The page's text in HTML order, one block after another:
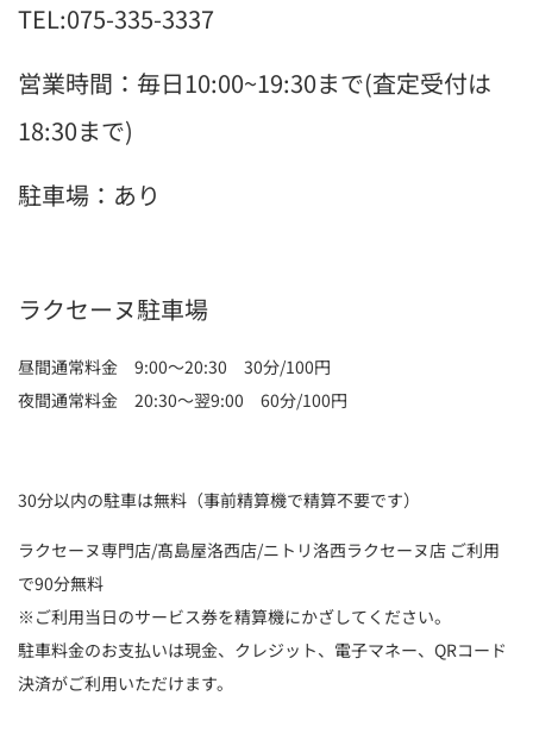
TEL:075-335-3337
営業時間：毎日10:00~19:30まで(査定受付は
18:30まで)
駐車場：あり
ラクセーヌ駐車場
昼間通常料金 9:00～20:30 30分/100円
夜間通常料金 20:30～翌9:00 60分/100円
30分以内の駐車は無料（事前精算機で精算不要です）
ラクセーヌ専門店/髙島屋洛西店/ニトリ洛西ラクセーヌ店 ご利用
で90分無料
※ご利用当日のサービス券を精算機にかざしてください。
駐車料金のお支払いは現金、クレジット、電子マネー、QRコード
決済がご利用いただけます。